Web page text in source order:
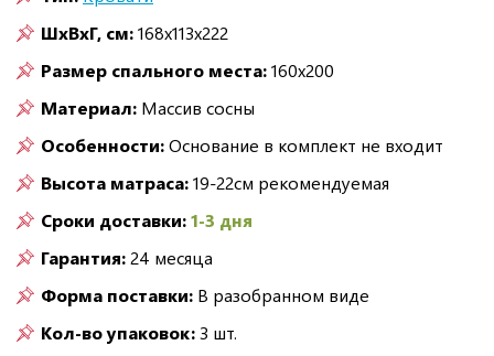
ШxВxГ, см:168x113x222
Размер спального места:160х200
Материал: Массив сосны
Особенности:Основание в комплект не входит
Высота матраса:19-22см рекомендуемая
Сроки доставки:1-3 дня
Гарантия:24 месяца
Форма поставки: В разобранном виде
Кол-во упаковок:3 шт.